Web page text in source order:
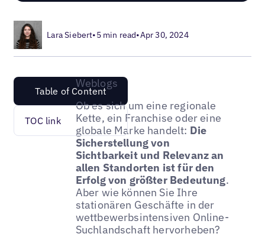
Lara Siebert•5 min read•Apr 30, 2024
Table of Content
TOC link
Weblogs
Ob es sich um eine regionale
Kette, ein Franchise oder eine
globale Marke handelt: Die
Sicherstellung von
Sichtbarkeit und Relevanz an
allen Standorten ist für den
Erfolg von größter Bedeutung.
Aber wie können Sie Ihre
stationären Geschäfte in der
wettbewerbsintensiven Online-
Suchlandschaft hervorheben?